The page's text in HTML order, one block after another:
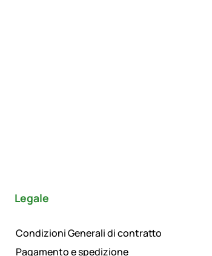
Legale
Condizioni Generali di contratto
Pagamento e spedizione